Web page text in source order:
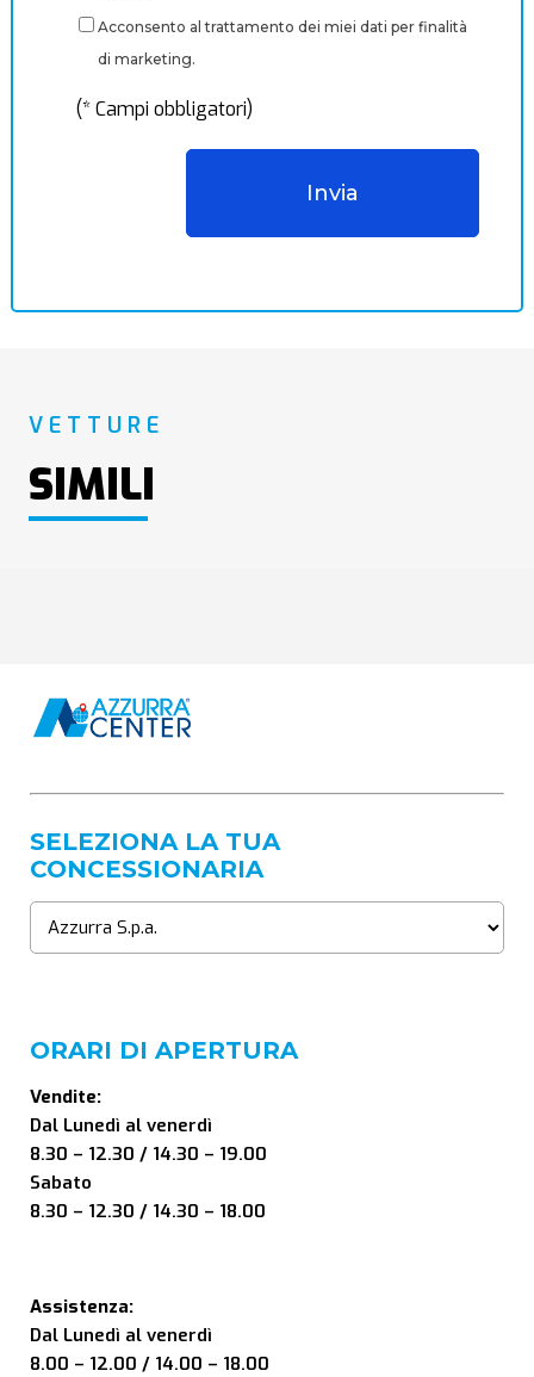
Acconsento al trattamento dei miei dati per finalità
di marketing.
(* Campi obbligatori)
VETTURE
SIMILI
SELEZIONA LA TUA
CONCESSIONARIA
ORARI DI APERTURA
Vendite:
Dal Lunedì al venerdì
8.30 – 12.30 / 14.30 – 19.00
Sabato
8.30 – 12.30 / 14.30 – 18.00
Assistenza:
Dal Lunedì al venerdì
8.00 – 12.00 / 14.00 – 18.00